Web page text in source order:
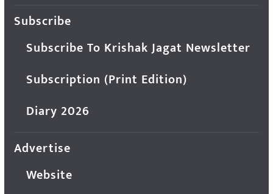
Subscribe
Subscribe To Krishak Jagat Newsletter
Subscription (Print Edition)
Diary 2026
Advertise
Website